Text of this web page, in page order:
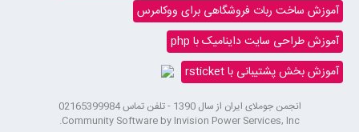
آموزش ساخت ربات فروشگاهی برای ووکامرس
آموزش طراحی سایت داینامیک با php
آموزش بخش پشتیبانی با rsticket
انجمن جوملای ایران از سال 1390 - تلفن تماس 02165399984
Community Software by Invision Power Services, Inc.